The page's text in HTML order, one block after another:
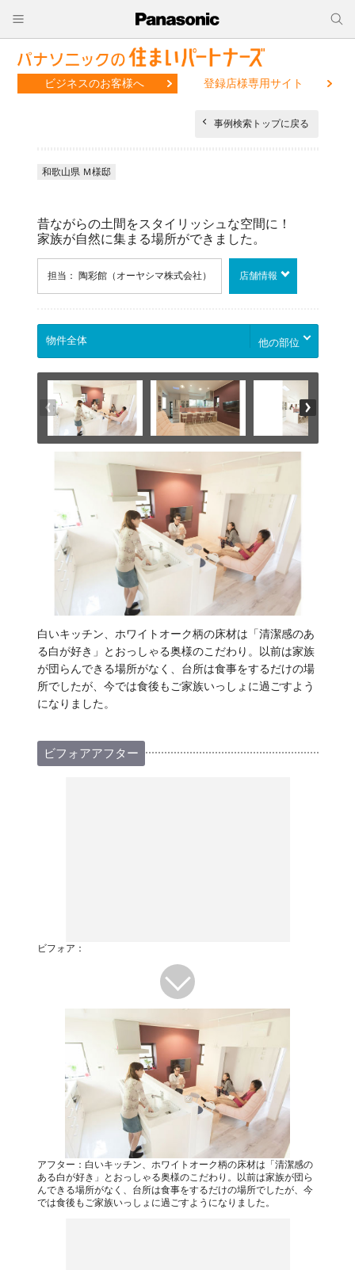
ビジネスのお客様へ 登録店様専用サイト
事例検索トップに戻る
和歌山県 Ｍ様邸
昔ながらの土間をスタイリッシュな空間に！
家族が自然に集まる場所ができました。
担当： 陶彩館（オーヤシマ株式会社） 店舗情報
他の部位
白いキッチン、ホワイトオーク柄の床材は「清潔感のあ
る白が好き」とおっしゃる奥様のこだわり。以前は家族
が団らんできる場所がなく、台所は食事をするだけの場
所でしたが、今では食後もご家族いっしょに過ごすよう
になりました。
ビフォアアフター
ビフォア：
アフター：白いキッチン、ホワイトオーク柄の床材は「清潔感の
ある白が好き」とおっしゃる奥様のこだわり。以前は家族が団ら
んできる場所がなく、台所は食事をするだけの場所でしたが、今
では食後もご家族いっしょに過ごすようになりました。